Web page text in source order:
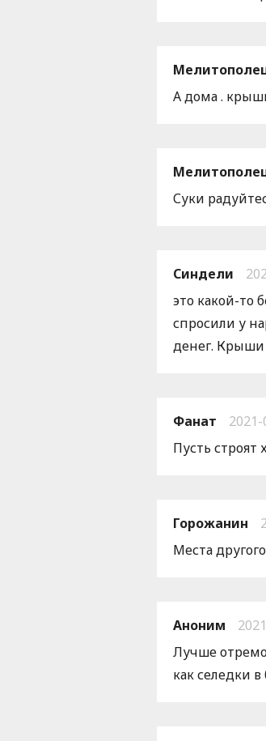
А дома .
Суки
Синдели
это какой-то
спросили у
денег. Крыши
Фанат
2021-
Пусть строят
Горожанин
Места
Аноним
Лучше
как селедки в